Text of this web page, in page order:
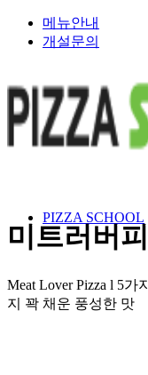
메뉴안내
개설문의
PIZZA SCHOOL
미트러버
Meat Lover Pizza l 5
지 꽉 채운 풍성한 맛